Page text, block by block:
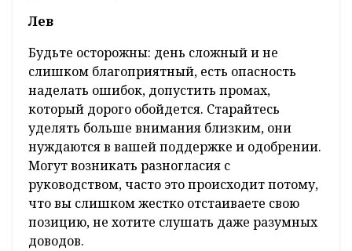
Лев
Будьте осторожны: день сложный и не
слишком благоприятный, есть опасность
наделать ошибок, допустить промах,
который дорого обойдется. Старайтесь
уделять больше внимания близким, они
нуждаются в вашей поддержке и одобрении.
Могут возникать разногласия с
руководством, часто это происходит потому,
что вы слишком жестко отстаиваете свою
позицию, не хотите слушать даже разумных
доводов.